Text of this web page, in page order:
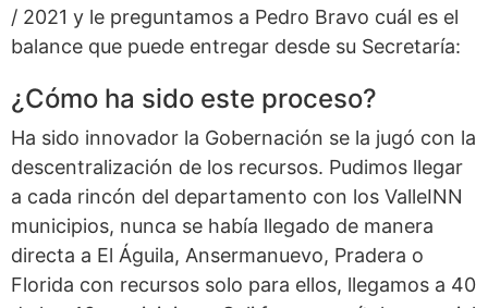
/ 2021 y le preguntamos a Pedro Bravo cuál es el
balance que puede entregar desde su Secretaría:
¿Cómo ha sido este proceso?
Ha sido innovador la Gobernación se la jugó con la
descentralización de los recursos. Pudimos llegar
a cada rincón del departamento con los ValleINN
municipios, nunca se había llegado de manera
directa a El Águila, Ansermanuevo, Pradera o
Florida con recursos solo para ellos, llegamos a 40